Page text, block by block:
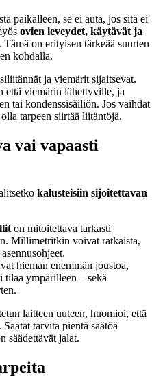
paikalleen, se ei auta, jos sitä ei
ovien leveydet, käytävät ja
on erityisen tärkeää suurten
kohdalla.
ja viemärit sijaitsevat.
että viemärin lähettyville, ja
tai kondenssisäiliön. Jos vaihdat
tarpeen siirtää liitäntöjä.
vai vapaasti
kalusteisiin sijoitettavan
on mitoitettava tarkasti
Millimetritkin voivat ratkaista,
hieman enemmän joustoa,
tilaa ympärilleen – sekä
laitteen uuteen, huomioi, että
tarvita pientä säätöä
säädettävät jalat.